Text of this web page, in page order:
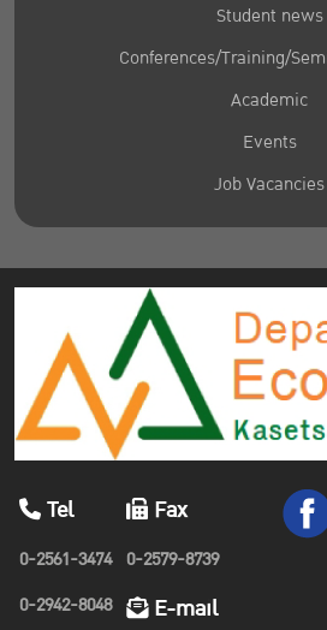
Student news
Conferences/Training/
Academic
Events
Job Vacancies
Tel
0-2561-3474
0-2942-8048
Fax
0-2579-8739
E-mail